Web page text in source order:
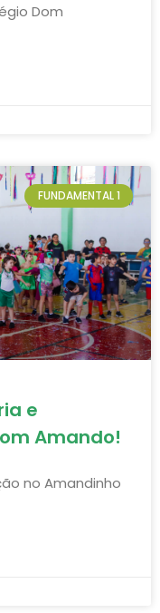
Dom
FUNDAMENTAL 1
e
Amando!
no Amandinho